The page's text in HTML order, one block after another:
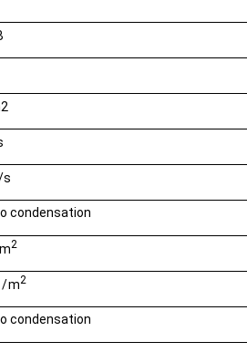
s
condensation
2
m2
condensation